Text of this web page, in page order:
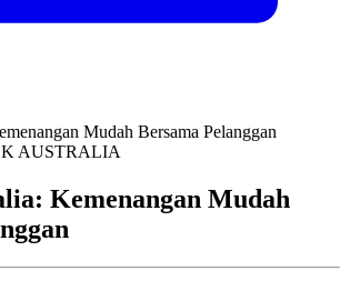
AUSTRALIA
Kemenangan Mudah